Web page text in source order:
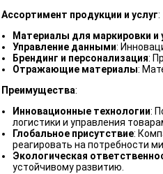
Ассортимент продукции и услуг:
Материалы для маркировки и
Управление данными:
Брендинг и персонализация:
Отражающие материалы:
Преимущества:
Инновационные технологии:
логистики и управления
Глобальное присутствие:
реагировать на потребности
Экологическая
устойчивому развитию.